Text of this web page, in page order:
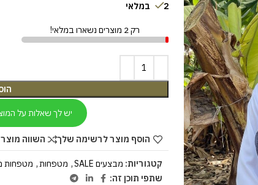
2 במלאי
רק 2 מוצרים נשארו במלאי!
יש לך שאלות על
הוסף מוצר לרשימה שלך השווה
קטגוריות: מבצעים SALE , מטפחות, מטפחות
שתפי תוכן זה: